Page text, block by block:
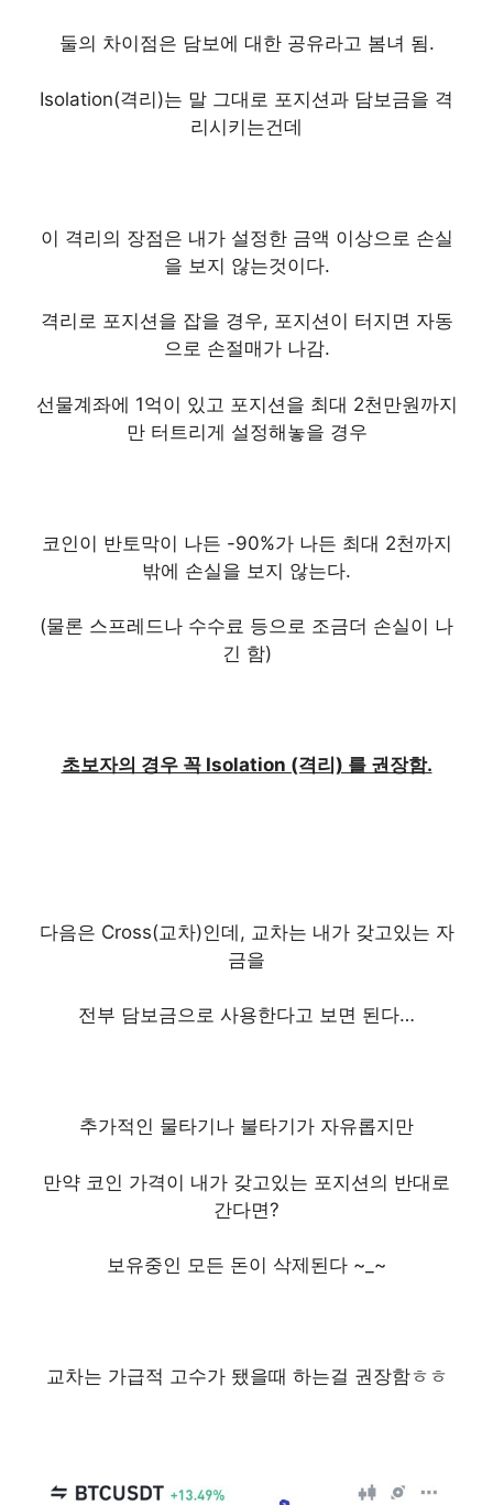
둘의 차이점은 담보에 대한 공유라고 봄녀 됨.
Isolation(격리)는 말 그대로 포지션과 담보금을 격
리시키는건데
이 격리의 장점은 내가 설정한 금액 이상으로 손실
을 보지 않는것이다.
격리로 포지션을 잡을 경우, 포지션이 터지면 자동
으로 손절매가 나감.
선물계좌에 1억이 있고 포지션을 최대 2천만원까지
만 터트리게 설정해놓을 경우
코인이 반토막이 나든 -90%가 나든 최대 2천까지
밖에 손실을 보지 않는다.
(물론 스프레드나 수수료 등으로 조금더 손실이 나
긴 함)
초보자의 경우 꼭 Isolation (격리) 를 권장함.
다음은 Cross(교차)인데, 교차는 내가 갖고있는 자
금을
전부 담보금으로 사용한다고 보면 된다…
추가적인 물타기나 불타기가 자유롭지만
만약 코인 가격이 내가 갖고있는 포지션의 반대로
간다면?
보유중인 모든 돈이 삭제된다 ~_~
교차는 가급적 고수가 됐을때 하는걸 권장함ㅎㅎ